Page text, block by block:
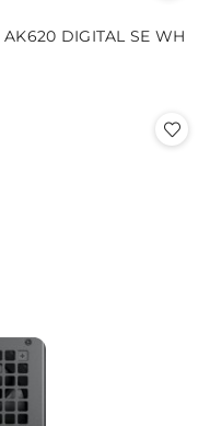
DIGITAL SE WH